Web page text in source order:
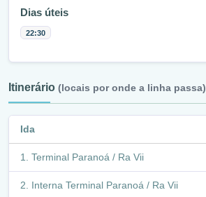
Dias úteis
22:30
Itinerário (locais por onde a linha passa)
Ida
Terminal Paranoá / Ra Vii
Interna Terminal Paranoá / Ra Vii